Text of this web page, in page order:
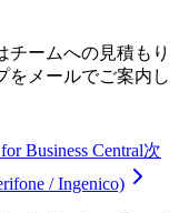
チームへの見積もり
をメールでご案内し
Business Central次
/ Ingenico)